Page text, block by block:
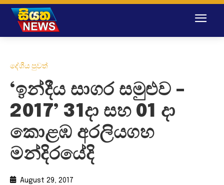
දේශීය පුවත්
‘ඉන්දීය සාගර සමුළුව –
2017’ 31දා සහ 01 දා
කොළඹ අරලියගහ
මන්දිරයේදි
August 29, 2017